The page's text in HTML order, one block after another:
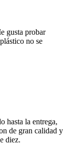
gusta probar
no se
hasta la entrega,
de gran calidad y
diez.